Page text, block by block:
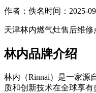
作者：佚名时间：2025-
天津林内燃气灶售后维修
林内品牌介绍
林内（Rinnai）是一家源
质和创新技术在全球享